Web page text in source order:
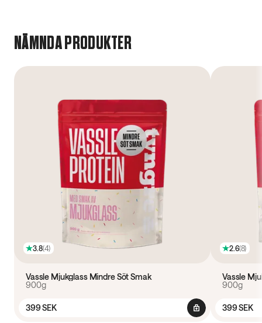
NÄMNDA PRODUKTER
3.8(4)
Vassle Mjukglass Mindre Söt Smak
900g
399 SEK
2.6(8)
Vassle
900g
399 SEK